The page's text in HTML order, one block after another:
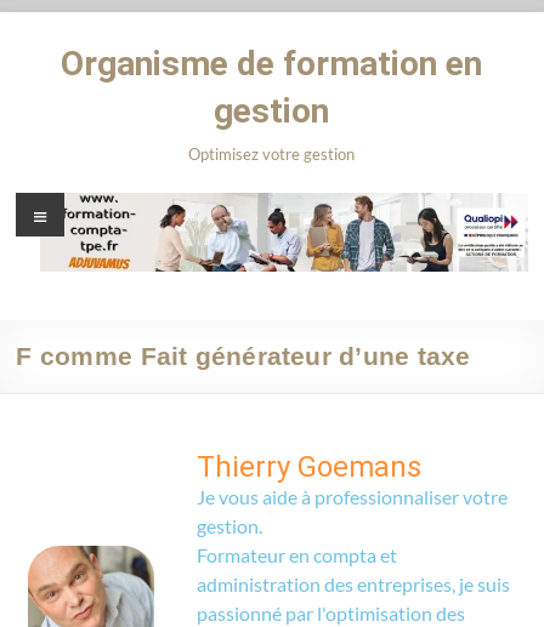
Organisme de formation en
gestion
Optimisez votre gestion
F comme Fait générateur d’une taxe
Thierry Goemans
Je vous aide à professionnaliser votre
gestion.
Formateur en compta et
administration des entreprises, je suis
passionné par l'optimisation des